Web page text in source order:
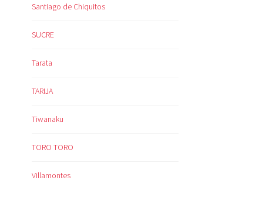
Santiago de Chiquitos
SUCRE
Tarata
TARIJA
Tiwanaku
TORO TORO
Villamontes